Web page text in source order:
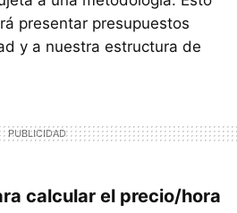
presentar presupuestos
y a nuestra estructura de
calcular el precio/hora